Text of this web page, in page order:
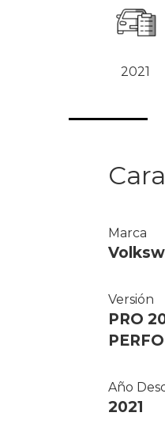
2021
Marca
Versión
PRO
Año
2021